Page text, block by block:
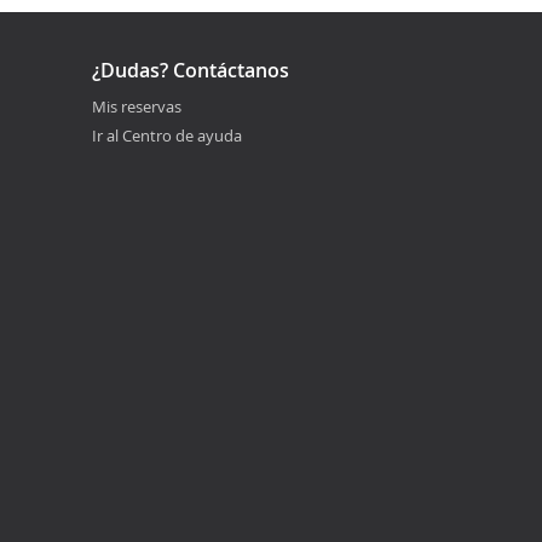
¿Dudas? Contáctanos
Mis reservas
Ir al Centro de ayuda